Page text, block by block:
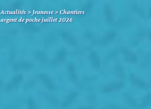
Actualités > Jeunesse>Chantiers
argent de poche juillet 2026